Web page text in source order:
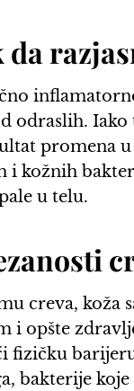
da
odraslih.
promena
i kožnih
u telu.
creva, koža
i opšte
fizičku
bakterije